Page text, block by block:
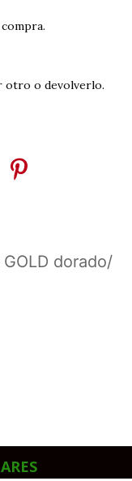
otro o devolverlo.
dorado/